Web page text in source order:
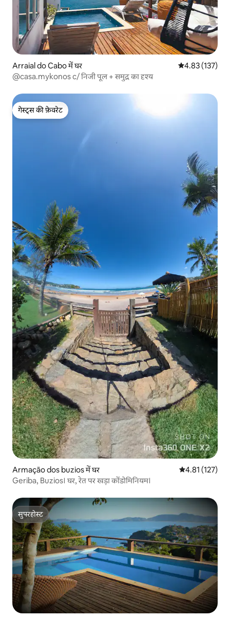
Arraial do Cabo में घर औसत रेटिंग 5 में से
4.83 (137)
@casa.mykonos c/ निजी पूल + समुद्र का दृश्य
गेस्ट्स की फ़ेवरेट
गेस्ट्स की फ़ेवरेट
Armação dos buzios में घर औसत रेटिंग 5 में से
4.81 (127)
Geriba, Buzios। घर, रेत पर खड़ा कोंडोमिनियम।
सुपरहोस्ट
सुपरहोस्ट